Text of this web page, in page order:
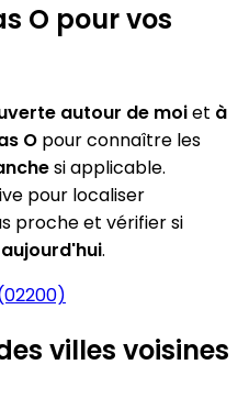
O pour vos
autour de moiet à
O pour connaître les
si applicable.
pour localiser
proche et vérifier si
.
villes voisines